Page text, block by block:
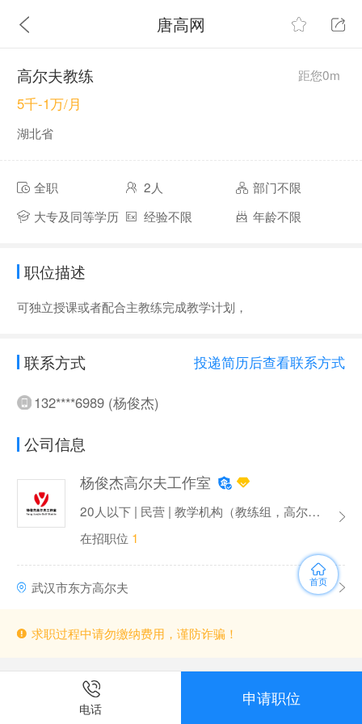
唐高网
高尔夫教练 距您0m
5千-1万/月
湖北省
全职 2人
部门不限
大专及同等学历
经验不限 年龄不限
职位描述
可独立授课或者配合主教练完成教学计划，
联系方式 投递简历后查看联系方式
132****6989 (杨俊杰)
公司信息
杨俊杰高尔夫工作室
20人以下 | 民营 | 教学机构（教练组，高尔夫学院）
在招职位 1
武汉市东方高尔夫
求职过程中请勿缴纳费用，谨防诈骗！
电话
申请职位
首页